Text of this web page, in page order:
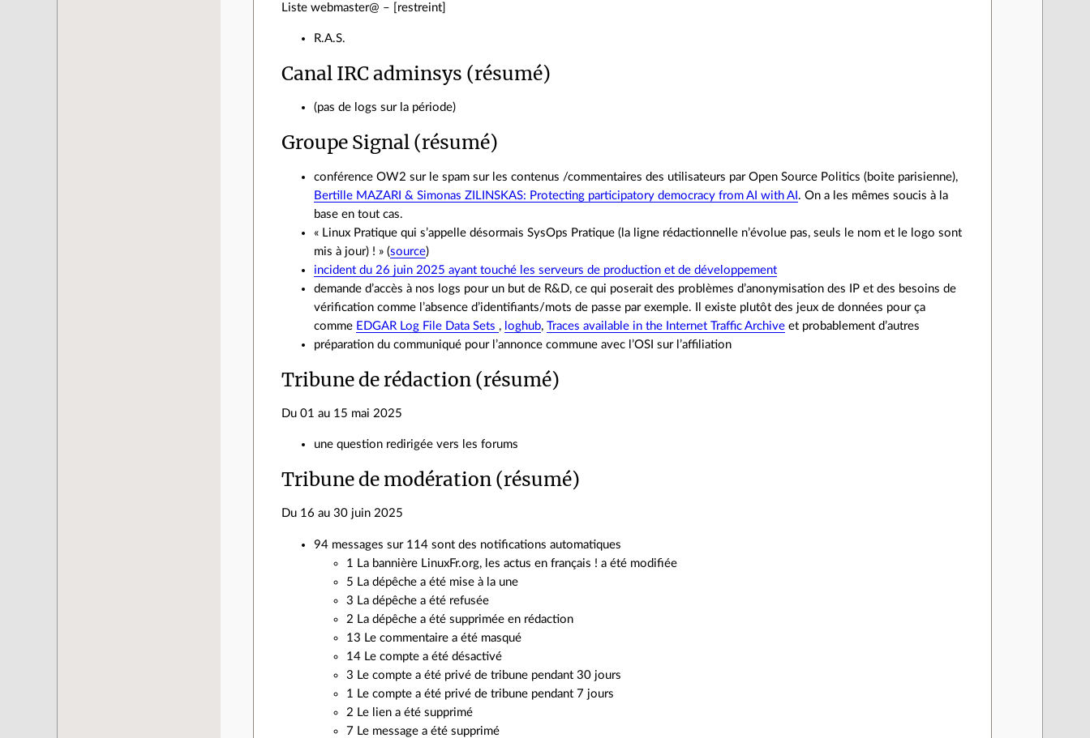
Liste webmaster@ – [restreint]
R.A.S.
Canal IRC adminsys (résumé)
(pas de logs sur la période)
Groupe Signal (résumé)
conférence OW2 sur le spam sur les contenus /commentaires des utilisateurs par Open Source Politics (boite parisienne),
Bertille MAZARI & Simonas ZILINSKAS: Protecting participatory democracy from AI with AI. On a les mêmes soucis à la
base en tout cas.
« Linux Pratique qui s’appelle désormais SysOps Pratique (la ligne rédactionnelle n’évolue pas, seuls le nom et le logo sont
mis à jour) ! » (source)
incident du 26 juin 2025 ayant touché les serveurs de production et de développement
demande d’accès à nos logs pour un but de R&D, ce qui poserait des problèmes d’anonymisation des IP et des besoins de
vérification comme l’absence d’identifiants/mots de passe par exemple. Il existe plutôt des jeux de données pour ça
comme EDGAR Log File Data Sets , loghub,Traces available in the Internet Traffic Archive et probablement d’autres
préparation du communiqué pour l’annonce commune avec l’OSI sur l’affiliation
Tribune de rédaction (résumé)
Du 01 au 15 mai 2025
une question redirigée vers les forums
Tribune de modération (résumé)
Du 16 au 30 juin 2025
94 messages sur 114 sont des notifications automatiques
1 La bannière LinuxFr.org, les actus en français ! a été modifiée
5 La dépêche a été mise à la une
3 La dépêche a été refusée
2 La dépêche a été supprimée en rédaction
13 Le commentaire a été masqué
14 Le compte a été désactivé
3 Le compte a été privé de tribune pendant 30 jours
1 Le compte a été privé de tribune pendant 7 jours
2 Le lien a été supprimé
7 Le message a été supprimé